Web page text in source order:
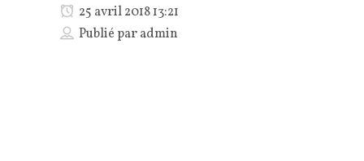
25 avril 2018 13:21
Publié paradmin